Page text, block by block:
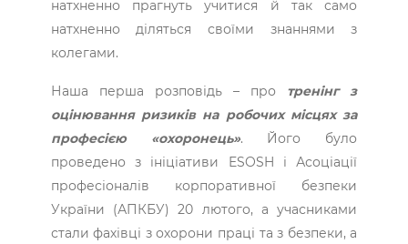
натхненно прагнуть учитися й так само
натхненно діляться своїми знаннями з
колегами.
Наша перша розповідь – про тренінг з
оцінювання ризиків на робочих місцях за
професією «охоронець». Його було
проведено з ініціативи ESOSH і Асоціації
професіоналів корпоративної безпеки
України (АПКБУ) 20 лютого, а учасниками
стали фахівці з охорони праці та з безпеки, а